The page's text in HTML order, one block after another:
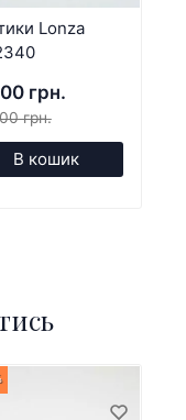
Lonza
грн.
грн.
В кошик